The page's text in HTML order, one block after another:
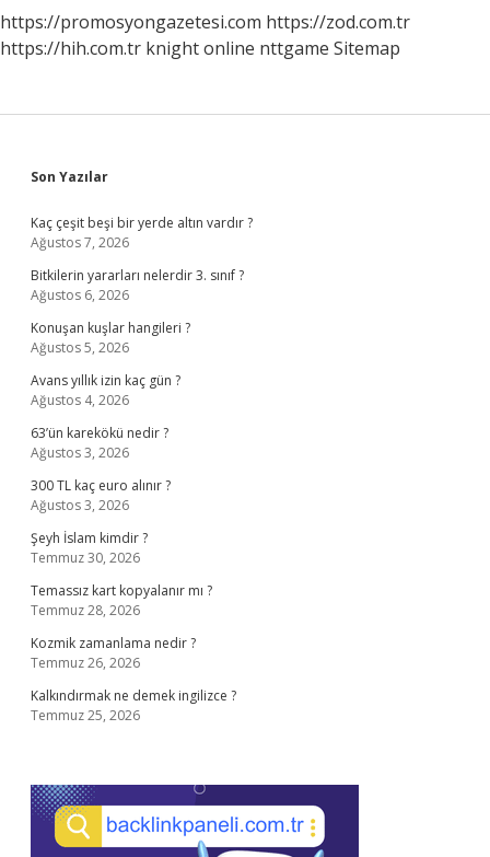
https://promosyongazetesi.com https://zod.com.tr
https://hih.com.tr knight online nttgame Sitemap
Sidebar
Son Yazılar
Kaç çeşit beşi bir yerde altın vardır ?
Ağustos 7, 2026
Bitkilerin yararları nelerdir 3. sınıf ?
Ağustos 6, 2026
Konuşan kuşlar hangileri ?
Ağustos 5, 2026
Avans yıllık izin kaç gün ?
Ağustos 4, 2026
63’ün karekökü nedir ?
Ağustos 3, 2026
300 TL kaç euro alınır ?
Ağustos 3, 2026
Şeyh İslam kimdir ?
Temmuz 30, 2026
Temassız kart kopyalanır mı ?
Temmuz 28, 2026
Kozmik zamanlama nedir ?
Temmuz 26, 2026
Kalkındırmak ne demek ingilizce ?
Temmuz 25, 2026